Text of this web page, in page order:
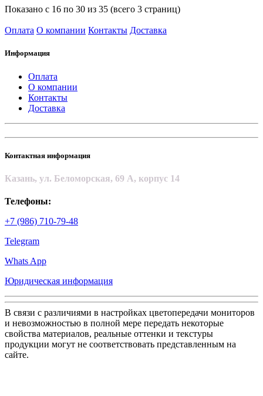
Показано с 16 по 30 из 35 (всего 3 страниц)
Оплата О компании Контакты Доставка
Информация
Оплата
О компании
Контакты
Доставка
Контактная информация
Казань, ул. Беломорская, 69 А, корпус 14
Телефоны:
+7 (986) 710-79-48
Telegram
Whats App
Юридическая информация
В связи с различиями в настройках цветопередачи мониторов
и невозможностью в полной мере передать некоторые
свойства материалов, реальные оттенки и текстуры
продукции могут не соответствовать представленным на
сайте.